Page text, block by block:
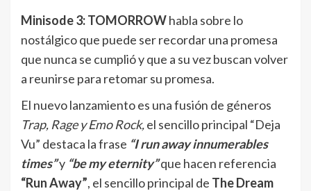
Minisode 3: TOMORROWhabla sobre lo
nostálgico que puede ser recordar una promesa
que nunca se cumplió y que a su vez buscan volver
a reunirse para retomar su promesa.
El nuevo lanzamiento es una fusión de géneros
Trap, Rage y Emo Rock,el sencillo principal “Deja
Vu” destaca la frase “I run away innumerables
times”y “be my eternity”que hacen referencia
“Run Away”, el sencillo principal de The Dream